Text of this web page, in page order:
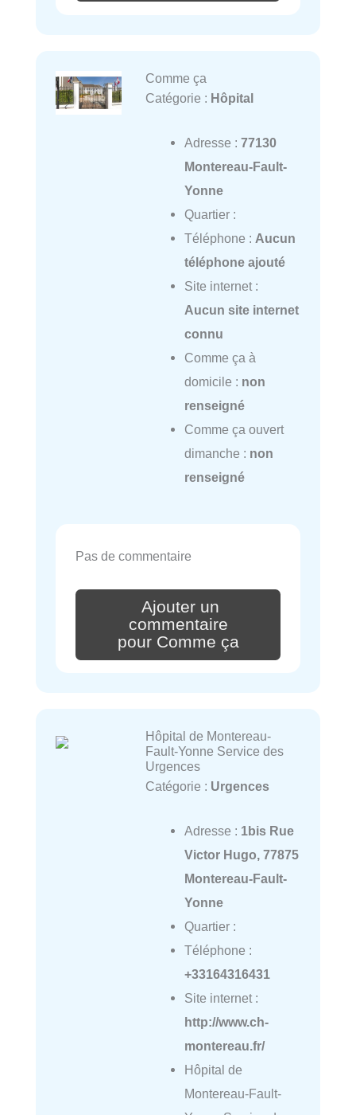
Comme ça
Catégorie : Hôpital
Adresse : 77130
Montereau-Fault-
Yonne
Quartier :
Téléphone : Aucun
téléphone ajouté
Site internet :
Aucun site internet
connu
Comme ça à
domicile : non
renseigné
Comme ça ouvert
dimanche : non
renseigné
Pas de commentaire
Ajouter un
commentaire
pour Comme ça
Hôpital de Montereau-
Fault-Yonne Service des
Urgences
Catégorie : Urgences
Adresse : 1bis Rue
Victor Hugo, 77875
Montereau-Fault-
Yonne
Quartier :
Téléphone :
+33164316431
Site internet :
http://www.ch-
montereau.fr/
Hôpital de
Montereau-Fault-